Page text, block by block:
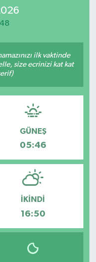
ilk vaktinde
size ecrinizi kat kat
GÜNEŞ
05:46
İKINDI
16:50